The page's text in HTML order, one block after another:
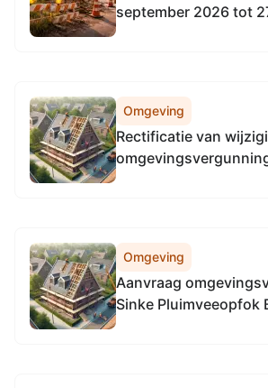
september 2026 tot
Omgeving
Rectificatie van
wilde flora en fauna in
Zeeland
Omgeving
Aanvraag
Sinke Pluimveeopfok